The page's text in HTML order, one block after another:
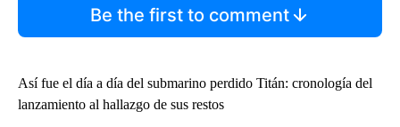
Be the first to comment
Así fue el día a día del submarino perdido Titán: cronología del
lanzamiento al hallazgo de sus restos